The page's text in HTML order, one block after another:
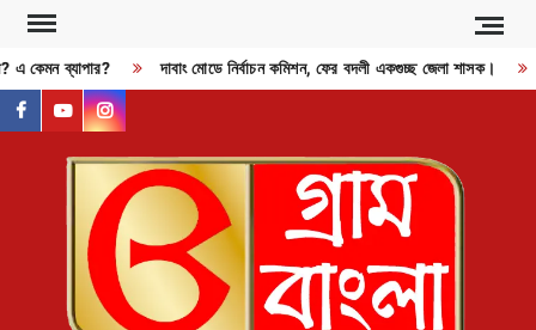
Skip
content
এ কেমন ব্যাপার? দাবাং মোডে নির্বাচন কমিশন, ফের বদলী একগুচ্ছ জেলা শাসক।
facebook
youtubeinstagram